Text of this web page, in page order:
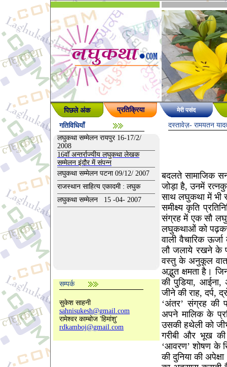
पिछले अंक प्रतिक्रिया मेरी पसंद
गतिविधियाँ
लघुकथा सम्मेलन रायपुर 16-17/2/
2008
16वॉ अन्तर्राज्यीय लघुकथा लेखक
सम्मेलन इंदौर में संपन्न
लघुकथा सम्मेलन पटना 09/12/ 2007
राजस्थान साहित्य एकादमी : लघुक
लघुकथा सम्मेलन 15 -04- 2007
सम्पर्क
सुकेश साहनी
sahnisukesh@gmail.com
रामेश्वर काम्बोज 'हिमांशु'
rdkamboj@gmail.com
दस्तावेज़- रामयतन
बदलते सामाजिक
जोड़ा है, उनमें
साथ लघुकथा में भी
समीक्ष्य कृति
संग्रह में एक सौ
लघुकथाओं को पढ़कर
वाली वैचारिक
लौ जलाये रखने के
वस्तु के अनुकूल
अद्भुत क्षमता है।
की पुडि़या, आईना,
जीने की राह, दर्प,
‘अंतर’ संग्रह की
अपने मालिक के
उसकी हथेली को
गरीबी और भूख
‘आवरण’ शोषण के
की दुनिया की